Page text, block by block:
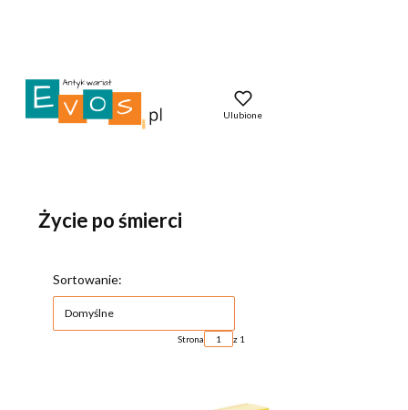
Ulubione
Życie po śmierci
Lista produktów
Sortowanie:
Domyślne
Strona z 1